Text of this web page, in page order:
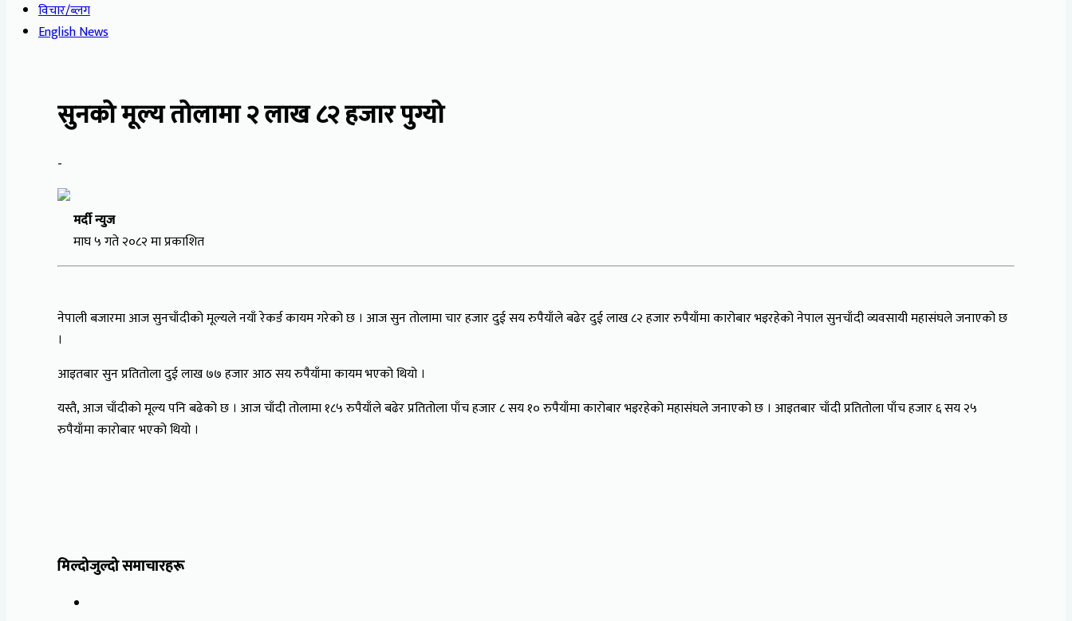
विचार/ब्लग
English News
सुनको मूल्य तोलामा २ लाख ८२ हजार पुग्यो
-
मर्दी न्युज
माघ ५ गते २०८२ मा प्रकाशित
नेपाली बजारमा आज सुनचाँदीको मूल्यले नयाँ रेकर्ड कायम गरेको छ । आज सुन तोलामा चार हजार दुई सय रुपैयाँले बढेर दुई लाख ८२ हजार रुपैयाँमा कारोबार भइरहेको नेपाल सुनचाँदी व्यवसायी महासंघले जनाएको छ
।
आइतबार सुन प्रतितोला दुई लाख ७७ हजार आठ सय रुपैयाँमा कायम भएको थियो ।
यस्तै, आज चाँदीको मूल्य पनि बढेको छ । आज चाँदी तोलामा १८५ रुपैयाँले बढेर प्रतितोला पाँच हजार ८ सय १० रुपैयाँमा कारोबार भइरहेको महासंघले जनाएको छ । आइतबार चाँदी प्रतितोला पाँच हजार ६ सय २५
रुपैयाँमा कारोबार भएको थियो ।
मिल्दोजुल्दो समाचारहरू